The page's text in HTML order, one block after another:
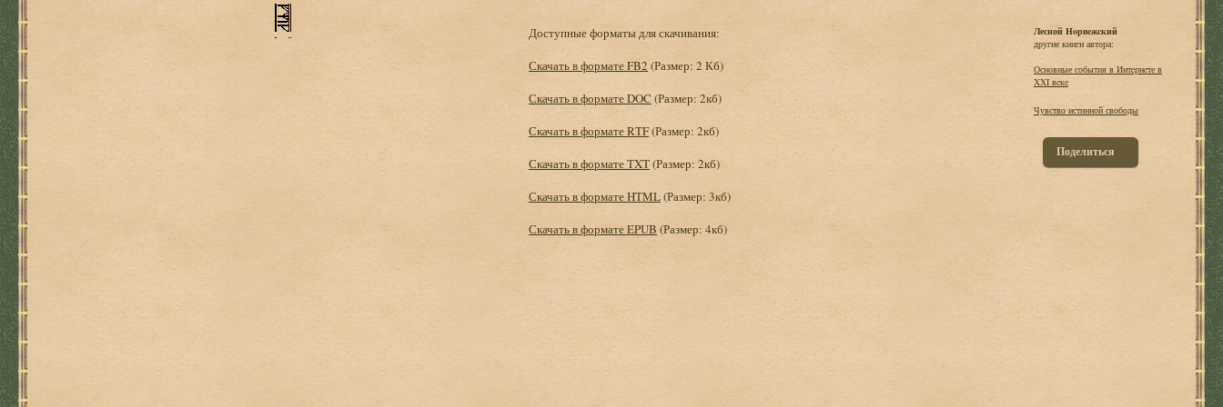
Доступные форматы для скачивания:
Скачать в формате FB2 (Размер: 2 Кб)
Скачать в формате DOC (Размер: 2кб)
Скачать в формате RTF(Размер: 2кб)
Скачать в формате TXT(Размер: 2кб)
Скачать в формате HTML(Размер: 3кб)
Скачать в формате EPUB (Размер: 4кб)
Лесной Hopвeжcкий
другие книги автора:
Основные события в Интepнeте в
XXI вeкe
Чувство истинной свободы
Поделиться